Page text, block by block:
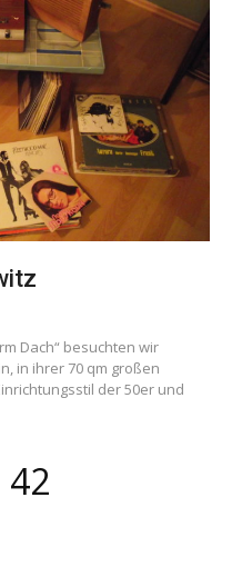
Dach“ besuchten wir
in ihrer 70 qm großen
der 50er und
Seite
42